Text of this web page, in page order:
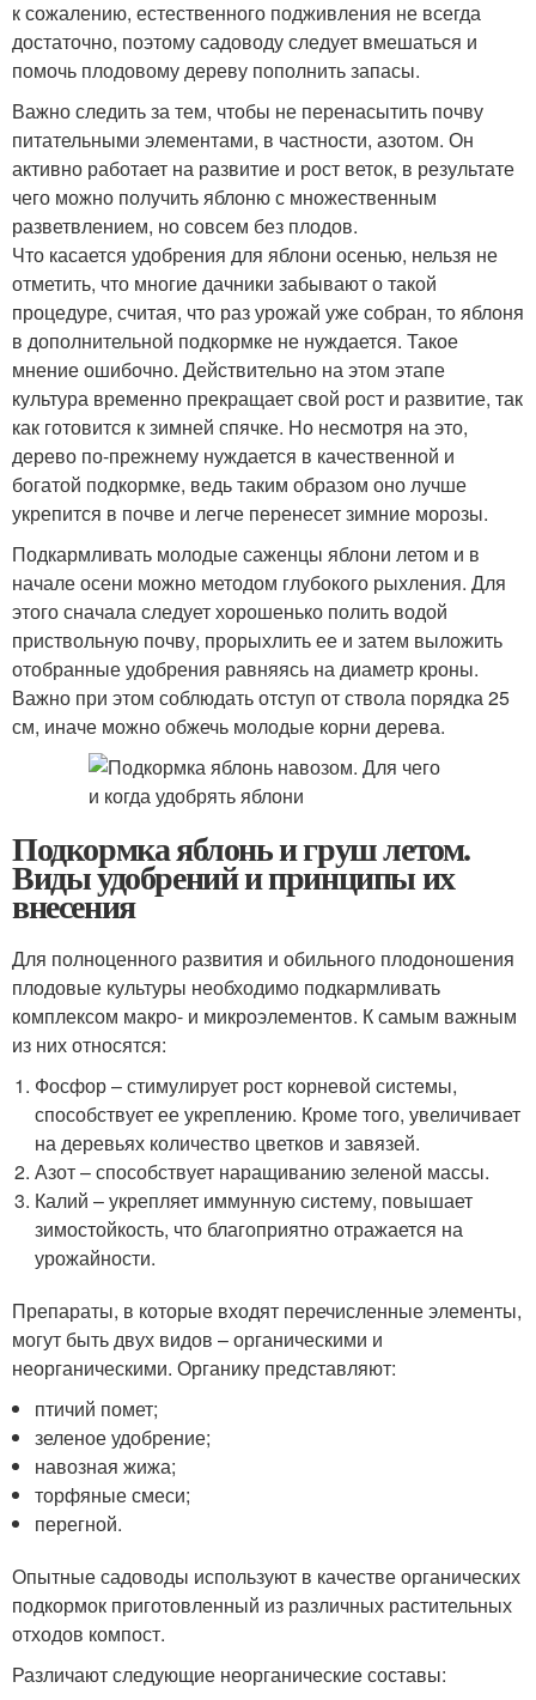
к сожалению, естественного подживления не всегда
достаточно, поэтому садоводу следует вмешаться и
помочь плодовому дереву пополнить запасы.
Важно следить за тем, чтобы не перенасытить почву
питательными элементами, в частности, азотом. Он
активно работает на развитие и рост веток, в результате
чего можно получить яблоню с множественным
разветвлением, но совсем без плодов.
Что касается удобрения для яблони осенью, нельзя не
отметить, что многие дачники забывают о такой
процедуре, считая, что раз урожай уже собран, то яблоня
в дополнительной подкормке не нуждается. Такое
мнение ошибочно. Действительно на этом этапе
культура временно прекращает свой рост и развитие, так
как готовится к зимней спячке. Но несмотря на это,
дерево по-прежнему нуждается в качественной и
богатой подкормке, ведь таким образом оно лучше
укрепится в почве и легче перенесет зимние морозы.
Подкармливать молодые саженцы яблони летом и в
начале осени можно методом глубокого рыхления. Для
этого сначала следует хорошенько полить водой
приствольную почву, прорыхлить ее и затем выложить
отобранные удобрения равняясь на диаметр кроны.
Важно при этом соблюдать отступ от ствола порядка 25
см, иначе можно обжечь молодые корни дерева.
Подкормка яблонь и груш летом.
Виды удобрений и принципы их
внесения
Для полноценного развития и обильного плодоношения
плодовые культуры необходимо подкармливать
комплексом макро- и микроэлементов. К самым важным
из них относятся:
Фосфор – стимулирует рост корневой системы,
способствует ее укреплению. Кроме того, увеличивает
на деревьях количество цветков и завязей.
Азот – способствует наращиванию зеленой массы.
Калий – укрепляет иммунную систему, повышает
зимостойкость, что благоприятно отражается на
урожайности.
Препараты, в которые входят перечисленные элементы,
могут быть двух видов – органическими и
неорганическими. Органику представляют:
птичий помет;
зеленое удобрение;
навозная жижа;
торфяные смеси;
перегной.
Опытные садоводы используют в качестве органических
подкормок приготовленный из различных растительных
отходов компост.
Различают следующие неорганические составы: